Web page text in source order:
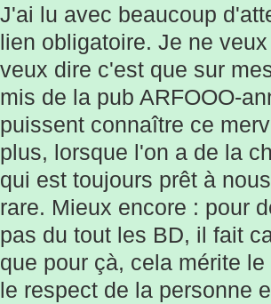
J'ai lu avec beaucoup
lien obligatoire. Je ne
veux dire c'est que sur
mis de la pub ARFOOO-
puissent connaître ce
plus, lorsque l'on a de la
qui est toujours prêt à
rare. Mieux encore : pour
pas du tout les BD, il fait
que pour çà, cela mérite
le respect de la personne